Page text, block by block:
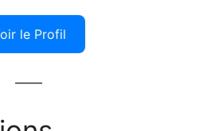
le Profil
——